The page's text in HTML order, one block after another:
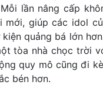
lần nâng cấp
mới, giúp các idol
quảng bá lớn
tòa nhà chọc trời
quy mô cũng đi
bén hơn.